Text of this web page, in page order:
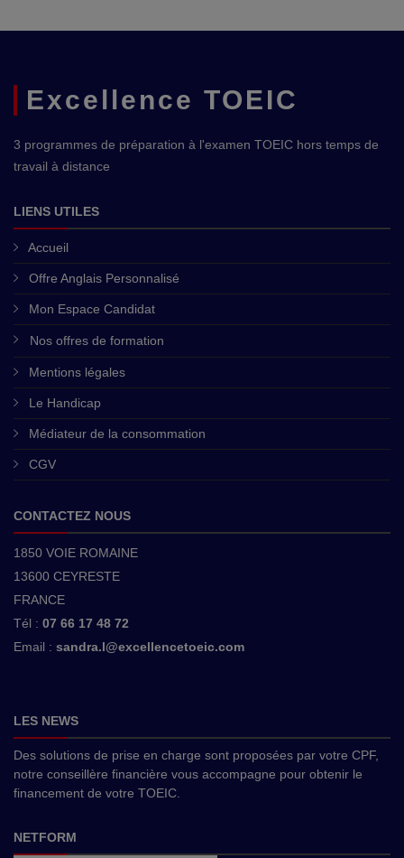
Excellence TOEIC
3 programmes de préparation à l'examen TOEIC hors temps de
travail à distance
LIENS UTILES
Accueil
Offre Anglais Personnalisé
Mon Espace Candidat
Nos offres de formation
Mentions légales
Le Handicap
Médiateur de la consommation
CGV
CONTACTEZ NOUS
1850 VOIE ROMAINE
13600 CEYRESTE
FRANCE
Tél : 07 66 17 48 72
Email : sandra.l@excellencetoeic.com
LES NEWS
Des solutions de prise en charge sont proposées par votre CPF,
notre conseillère financière vous accompagne pour obtenir le
financement de votre TOEIC.
NETFORM